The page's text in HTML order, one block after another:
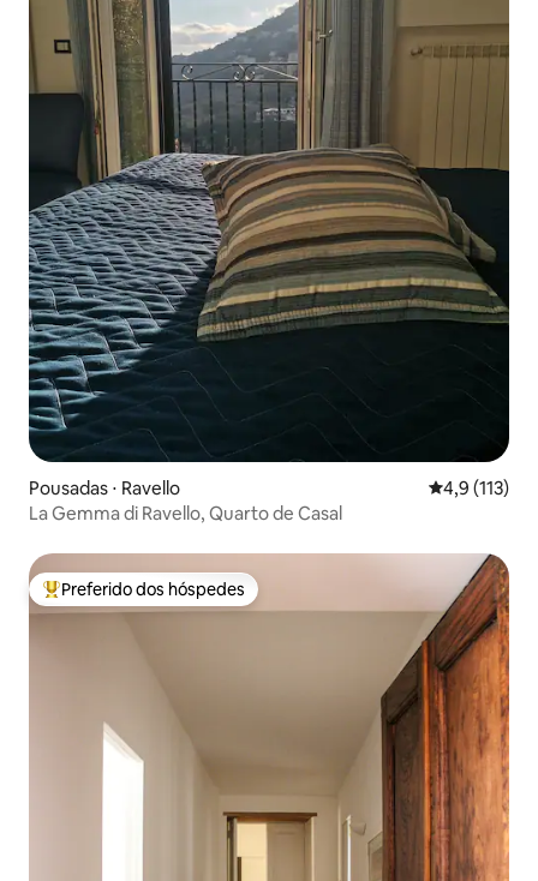
Pousadas ⋅ Ravello 4,9 de uma
4,9 (113)
La Gemma di Ravello, Quarto de Casal
Entre os melhores preferidos dos hóspedes
Preferido dos hóspedes